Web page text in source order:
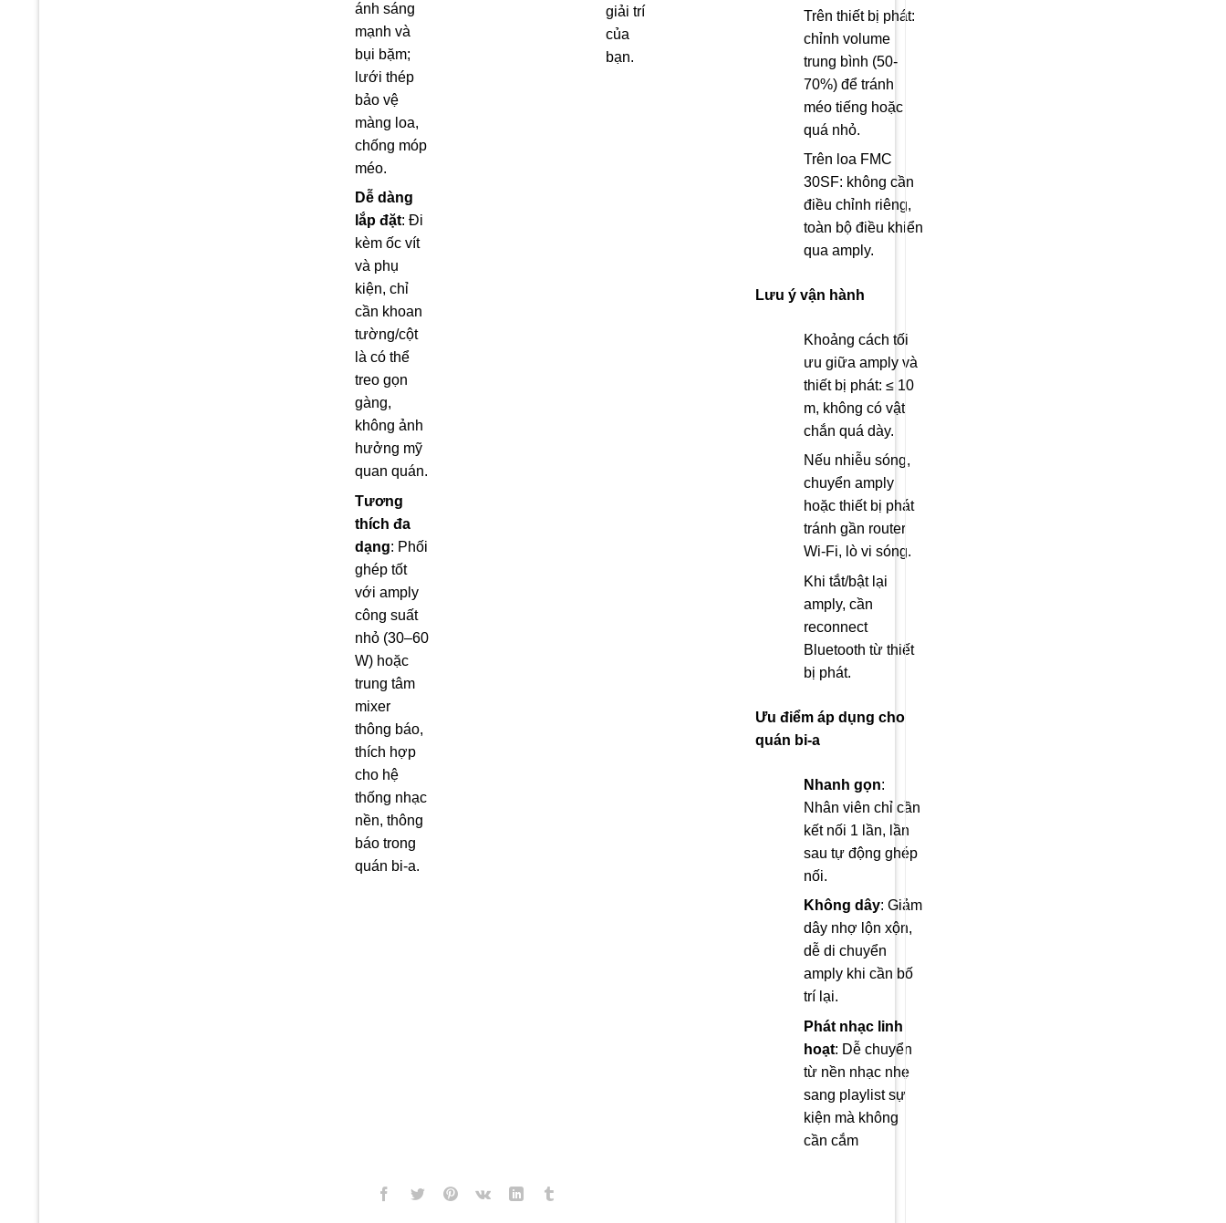
ánh sáng
mạnh và
bụi bặm;
lưới thép
bảo vệ
màng loa,
chống móp
méo.
Dễ dàng
lắp đặt: Đi
kèm ốc vít
và phụ
kiện, chỉ
cần khoan
tường/cột
là có thể
treo gọn
gàng,
không ảnh
hưởng mỹ
quan quán.
Tương
thích đa
dạng: Phối
ghép tốt
với amply
công suất
nhỏ (30–60
W) hoặc
trung tâm
mixer
thông báo,
thích hợp
cho hệ
thống nhạc
nền, thông
báo trong
quán bi-a.
giải trí
của
bạn.
Trên thiết bị phát:
chỉnh volume
trung bình (50-
70%) để tránh
méo tiếng hoặc
quá nhỏ.
Trên loa FMC
30SF: không cần
điều chỉnh riêng,
toàn bộ điều khiển
qua amply.
Lưu ý vận hành
Khoảng cách tối
ưu giữa amply và
thiết bị phát: ≤ 10
m, không có vật
chắn quá dày.
Nếu nhiễu sóng,
chuyển amply
hoặc thiết bị phát
tránh gần router
Wi-Fi, lò vi sóng.
Khi tắt/bật lại
amply, cần
reconnect
Bluetooth từ thiết
bị phát.
Ưu điểm áp dụng cho
quán bi-a
Nhanh gọn:
Nhân viên chỉ cần
kết nối 1 lần, lần
sau tự động ghép
nối.
Không dây: Giảm
dây nhợ lộn xộn,
dễ di chuyển
amply khi cần bố
trí lại.
Phát nhạc linh
hoạt: Dễ chuyển
từ nền nhạc nhẹ
sang playlist sự
kiện mà không
cần cắm